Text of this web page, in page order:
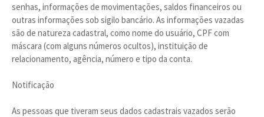
senhas, informações de movimentações, saldos financeiros ou
outras informações sob sigilo bancário. As informações vazadas
são de natureza cadastral, como nome do usuário, CPF com
máscara (com alguns números ocultos), instituição de
relacionamento, agência, número e tipo da conta.
Notificação
As pessoas que tiveram seus dados cadastrais vazados serão